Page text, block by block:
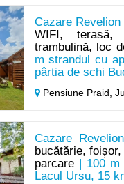
Cazare Revelion
WIFI, terasă,
trambulină, loc
m strandul cu
pârtia de schi
Pensiune Praid,
Cazare
bucătărie,
parcare| 100 m
Lacul Ursu, 15